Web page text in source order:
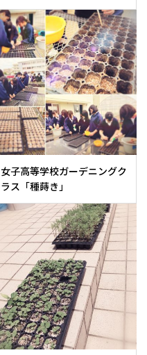
女子高等学校ガーデニングク
ラス「種蒔き」